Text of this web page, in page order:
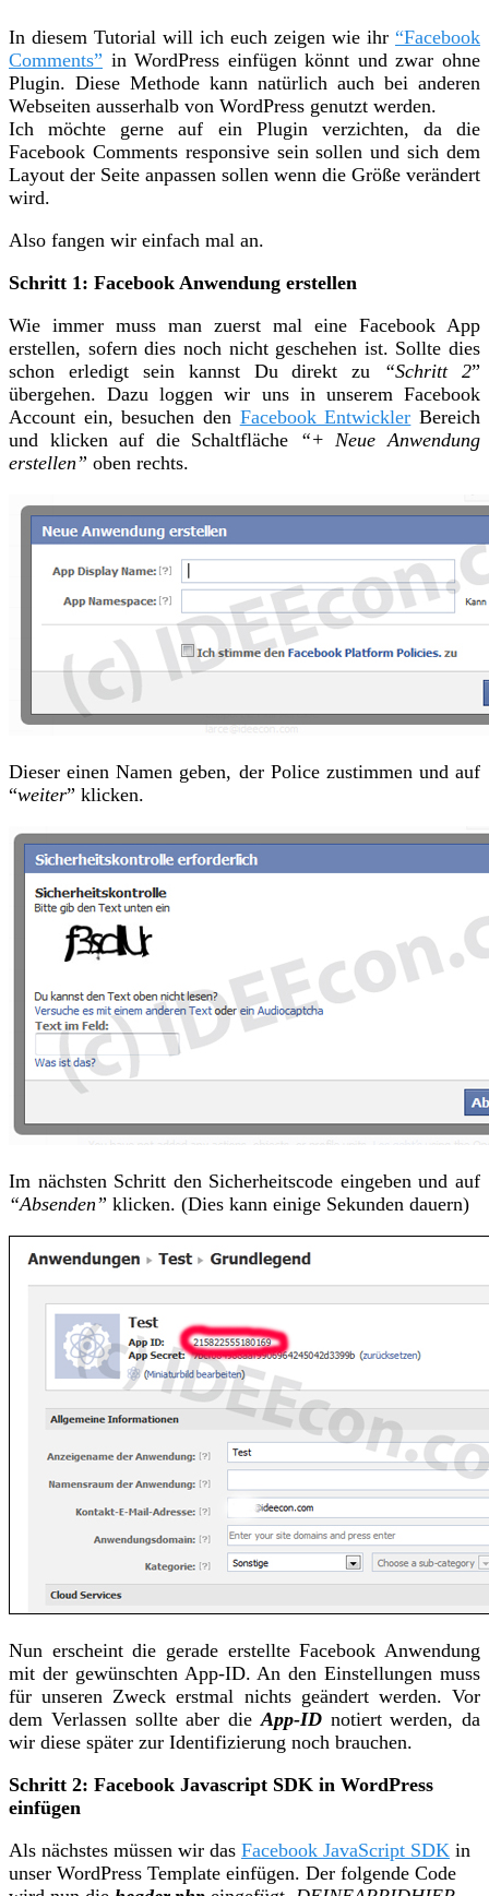
In diesem Tutorial will ich euch zeigen wie ihr “Facebook
Comments” in WordPress einfügen könnt und zwar ohne
Plugin. Diese Methode kann natürlich auch bei anderen
Webseiten ausserhalb von WordPress genutzt werden.
Ich möchte gerne auf ein Plugin verzichten, da die
Facebook Comments responsive sein sollen und sich dem
Layout der Seite anpassen sollen wenn die Größe verändert
wird.
Also fangen wir einfach mal an.
Schritt 1: Facebook Anwendung erstellen
Wie immer muss man zuerst mal eine Facebook App
erstellen, sofern dies noch nicht geschehen ist. Sollte dies
schon erledigt sein kannst Du direkt zu “Schritt 2”
übergehen. Dazu loggen wir uns in unserem Facebook
Account ein, besuchen den Facebook Entwickler Bereich
und klicken auf die Schaltfläche
“+ Neue Anwendung
erstellen” oben rechts.
Dieser einen Namen geben, der Police zustimmen und auf
“weiter” klicken.
Im nächsten Schritt den Sicherheitscode eingeben und auf
“Absenden” klicken. (Dies kann einige Sekunden dauern)
Nun erscheint die gerade erstellte Facebook Anwendung
mit der gewünschten App-ID. An den Einstellungen muss
für unseren Zweck erstmal nichts geändert werden. Vor
dem Verlassen sollte aber die App-IDnotiert werden, da
wir diese später zur Identifizierung noch brauchen.
Schritt 2: Facebook Javascript SDK in WordPress
einfügen
Als nächstes müssen wir das Facebook JavaScript SDK in
unser WordPress Template einfügen. Der folgende Code